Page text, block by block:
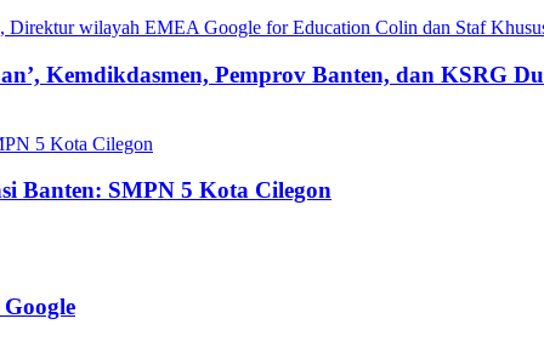
Kemdikdasmen, Pemprov Banten, dan KSRG
Banten: SMPN 5 Kota Cilegon